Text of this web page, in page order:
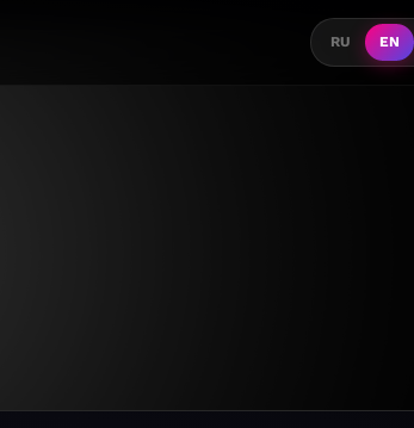
RU EN